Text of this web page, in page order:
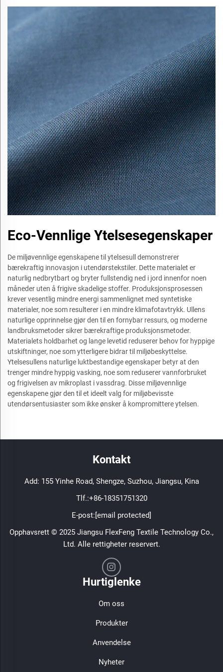
Eco-Vennlige Ytelsesegenskaper
De miljøvennlige egenskapene til ytelsesull demonstrerer
bærekraftig innovasjon i utendørstekstiler. Dette materialet er
naturlig nedbrytbart og bryter fullstendig ned i jord innenfor noen
måneder uten å frigive skadelige stoffer. Produksjonsprosessen
krever vesentlig mindre energi sammenlignet med syntetiske
materialer, noe som resulterer i en mindre klimafotavtrykk. Ullens
naturlige opprinnelse gjør den til en fornybar ressurs, og moderne
landbruksmetoder sikrer bærekraftige produksjonsmetoder.
Materialets holdbarhet og lange levetid reduserer behov for hyppige
utskiftninger, noe som ytterligere bidrar til miljøbeskyttelse.
Ytelsesullens naturlige luktbestandige egenskaper betyr at den
trenger mindre hyppig vasking, noe som reduserer vannforbruket
og frigivelsen av mikroplast i vassdrag. Disse miljøvennlige
egenskapene gjør den til et ideelt valg for miljøbevisste
utendørsentusiaster som ikke ønsker å kompromittere ytelsen.
Kontakt
Add: 155 Yinhe Road, Shengze, Suzhou, Jiangsu, Kina
Tlf.:+86-18351751320
E-post:[email protected]
Opphavsrett © 2025 Jiangsu FlexFeng Textile Technology Co.,
Ltd. Alle rettigheter reservert.
Hurtiglenke
Om oss
Produkter
Anvendelse
Nyheter